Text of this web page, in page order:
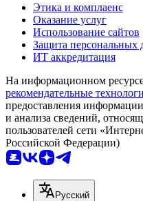
Этика и комплаенс
Оказание услуг
Использование сайтов
Защита персональных
ИТ аккредитация
На информационном
рекомендательные
предоставления
и анализа сведений,
пользователей сети
Российской Федерации)
Русский